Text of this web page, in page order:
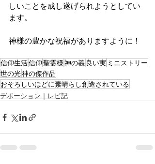
しいことを成し遂げられようとしてい
ます。
神様の豊かな祝福がありますように！
信仰生活信仰聖霊様神の義 良い実 ミニストリー
世の光神の傑作品
おそろしいほどに素晴らし創造されている
デボーション｜レビ記